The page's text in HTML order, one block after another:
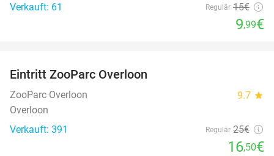
Verkauft: 61
Regulär 15€
9,99€
TODAY
Eintritt ZooParc Overloon
ZooParc Overloon 9.7 star
Overloon
Verkauft: 391
Regulär 25€
16,50€